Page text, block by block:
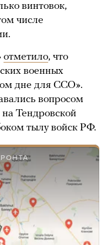
винтовок,
числе
отметило, что
военных
дне для ССО».
вопросом
Тендровской
тылу войск РФ.